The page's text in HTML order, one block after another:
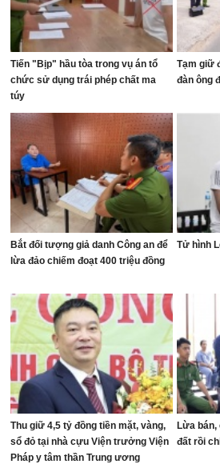
Tiến "Bịp" hầu tòa trong vụ án tổ
chức sử dụng trái phép chất ma
túy
Tạm giữ
đàn ông
Bắt đối tượng giả danh Công an để
lừa đảo chiếm đoạt 400 triệu đồng
Tử hình
Thu giữ 4,5 tỷ đồng tiền mặt, vàng,
sổ đỏ tại nhà cựu Viện trưởng Viện
Pháp y tâm thần Trung ương
Lừa
đất rồi